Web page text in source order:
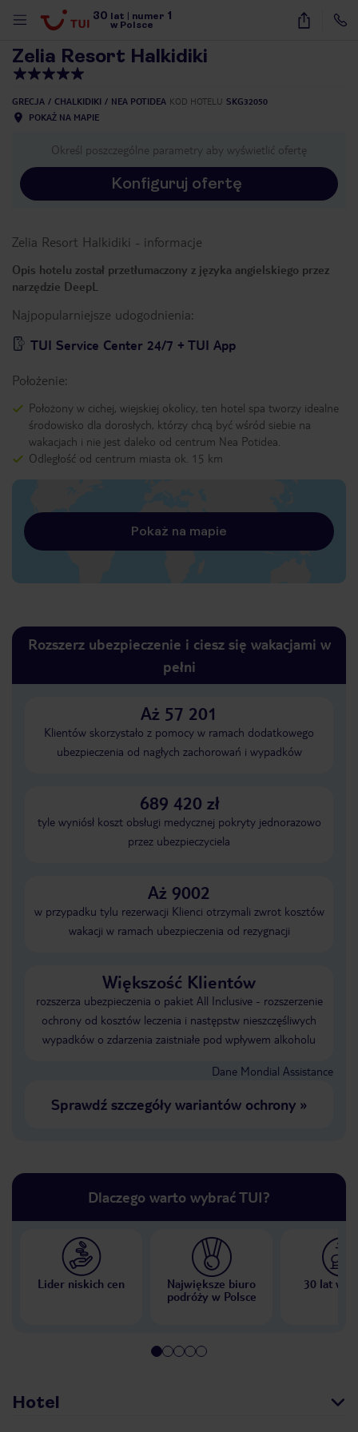
30 lat numer 1
w Polsce
2
Zelia Resort Halkidiki
GRECJA CHALKIDIKI NEA POTIDEA KOD HOTELU SKG32050
POKAŻ NA MAPIE
Określ poszczególne parametry aby wyświetlić ofertę
Konfiguruj ofertę
Zelia Resort Halkidiki - informacje
Opis hotelu został przetłumaczony z języka angielskiego przez
narzędzie DeepL
Najpopularniejsze udogodnienia:
TUI Service Center 24/7 + TUI App
Położenie:
Położony w cichej, wiejskiej okolicy, ten hotel spa tworzy idealne
środowisko dla dorosłych, którzy chcą być wśród siebie na
wakacjach i nie jest daleko od centrum Nea Potidea.
Odległość od centrum miasta ok. 15 km
Pokaż na mapie
Rozszerz ubezpieczenie i ciesz się wakacjami w
pełni
Aż 57 201
Klientów skorzystało z pomocy w ramach dodatkowego
ubezpieczenia od nagłych zachorowań i wypadków
689 420 zł
tyle wyniósł koszt obsługi medycznej pokryty jednorazowo
przez ubezpieczyciela
Aż 9002
w przypadku tylu rezerwacji Klienci otrzymali zwrot kosztów
wakacji w ramach ubezpieczenia od rezygnacji
Większość Klientów
rozszerza ubezpieczenia o pakiet All Inclusive - rozszerzenie
ochrony od kosztów leczenia i następstw nieszczęśliwych
wypadków o zdarzenia zaistniałe pod wpływem alkoholu
Dane Mondial Assistance
Sprawdź szczegóły wariantów ochrony»
Dlaczego warto wybrać TUI?
Lider niskich cen
Największe biuro
podróży w Polsce
30 lat w
Hotel